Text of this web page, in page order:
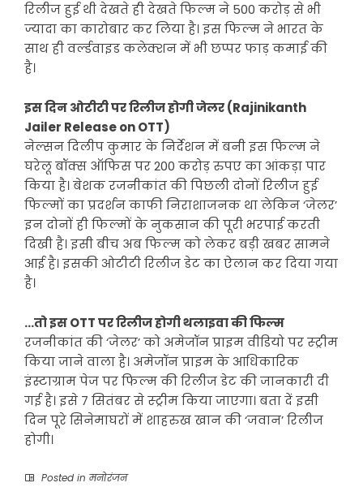
रिलीज हुई थी देखते ही देखते फिल्म ने 500 करोड़ से भी
ज्यादा का कारोबार कर लिया है। इस फिल्म ने भारत के
साथ ही वर्ल्डवाइड कलेक्शन में भी छप्पर फाड़ कमाई की
है।
इस दिन ओटीटी पर रिलीज होगी जेलर (Rajinikanth
Jailer Release on OTT)
नेल्सन दिलीप कुमार के निर्देशन में बनी इस फिल्म ने
घरेलू बॉक्स ऑफिस पर 200 करोड़ रुपए का आंकड़ा पार
किया है। बेशक रजनीकांत की पिछली दोनों रिलीज हुई
फिल्मों का प्रदर्शन काफी निराशाजनक था लेकिन ‘जेलर’
इन दोनों ही फिल्मों के नुकसान की पूरी भरपाई करती
दिखी है। इसी बीच अब फिल्म को लेकर बड़ी खबर सामने
आई है। इसकी ओटीटी रिलीज डेट का ऐलान कर दिया गया
है।
…तो इस OTT पर रिलीज होगी थलाइवा की फिल्म
रजनीकांत की ‘जेलर’ को अमेजॉन प्राइम वीडियो पर स्ट्रीम
किया जाने वाला है। अमेजॉन प्राइम के आधिकारिक
इंस्टाग्राम पेज पर फिल्म की रिलीज डेट की जानकारी दी
गई है। इसे 7 सितंबर से स्ट्रीम किया जाएगा। बता दें इसी
दिन पूरे सिनेमाघरों में शाहरुख खान की ‘जवान’ रिलीज
होगी।
Posted in मनोरंजन